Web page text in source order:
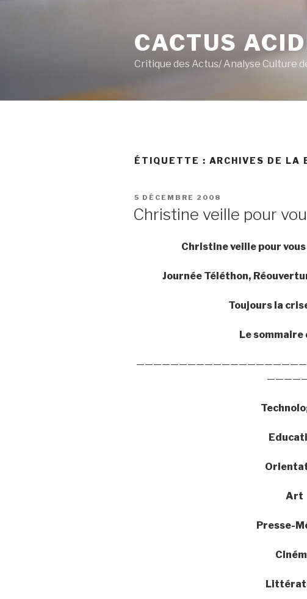
CACTUS
Critique des Actus/ Analyse Culture
ÉTIQUETTE : ARCHIVES DE LA
PUBLIÉ
5 DÉCEMBRE 2008
Christine veille pour
Christine veille pour
Journée Téléthon,
Toujours la
Le sommaire
Art
Presse-